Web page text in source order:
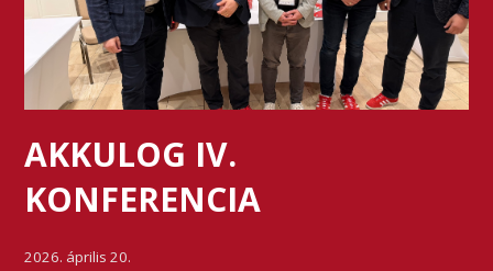
AKKULOG IV.
KONFERENCIA
2026. április 20.